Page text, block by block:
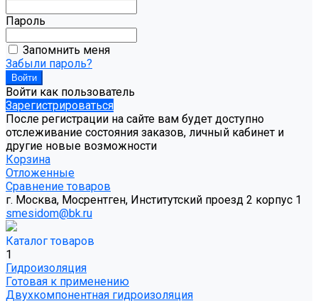
Пароль
Запомнить меня
Забыли пароль?
Войти как пользователь
Зарегистрироваться
После регистрации на сайте вам будет доступно
отслеживание состояния заказов, личный кабинет и
другие новые возможности
Корзина
Отложенные
Сравнение товаров
г. Москва, Мосрентген, Институтский проезд 2 корпус 1
smesidom@bk.ru
Каталог товаров
1
Гидроизоляция
Готовая к применению
Двухкомпонентная гидроизоляция